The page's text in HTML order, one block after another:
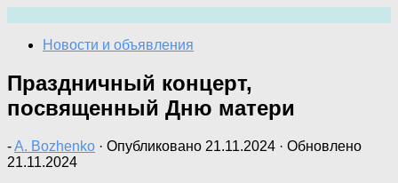
содержимому
Новости и объявления
Праздничный концерт,
посвященный Дню матери
-A. Bozhenko · Опубликовано 21.11.2024 · Обновлено
21.11.2024